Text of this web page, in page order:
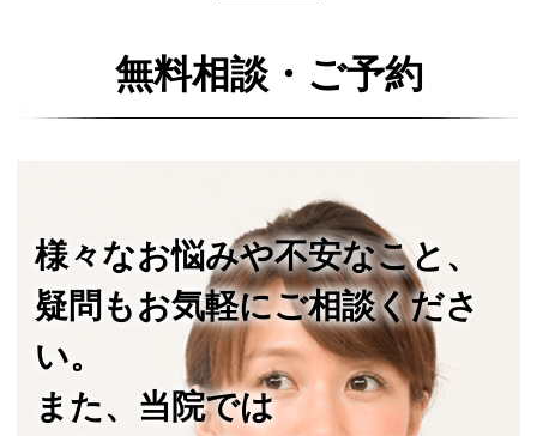
無料相談・ご予約
様々なお悩みや不安なこと、
疑問もお気軽にご相談くださ
い。
また、当院では